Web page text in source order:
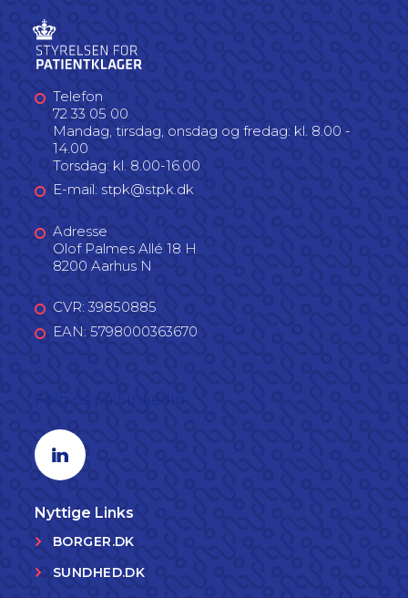
Telefon
72 33 05 00
Mandag, tirsdag, onsdag og fredag: kl. 8.00 -
14.00
Torsdag: kl. 8.00-16.00
E-mail: stpk@stpk.dk
Adresse
Olof Palmes Allé 18 H
8200 Aarhus N
CVR: 39850885
EAN: 5798000363670
Linkedin profil
Nyttige Links
BORGER.DK
SUNDHED.DK